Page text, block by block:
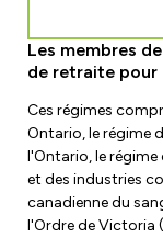
Actualités
Calendrier
Magazine F-
Inscription à
Ateliers
eLearning
Demander à
Bourses
Rejoignez un
Comités
Ministère du
Commission
l'assurance
Les membres
de retraite pour
Ces régimes
Ontario, le régime
l'Ontario, le
et des industries
canadienne du
l'Ordre de Victoria